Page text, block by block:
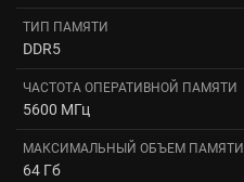
ТИП ПАМЯТИ
DDR5
ЧАСТОТА ОПЕРАТИВНОЙ ПАМЯТИ
5600 МГц
МАКСИМАЛЬНЫЙ ОБЪЕМ ПАМЯТИ
64 Гб